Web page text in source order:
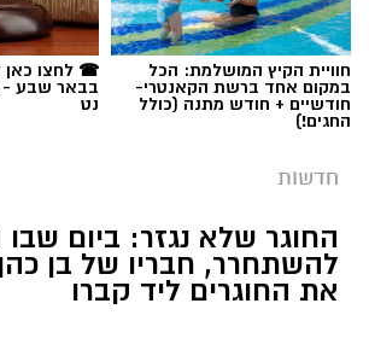
תגים:עיריית באר שבע, שמעון
חוויית הקיץ המושלמת: הכל
במקום אחד ברשת הקאנטרי-
חודשיים + חודש מתנה (כולל
החגים!)
☎ לחצו כאן
בבאר שבע -
נט
חדשות
החוגר שלא נגזר: ביום
להשתחרר, חבריו של בן כהן
את החוגרים ליד קברו